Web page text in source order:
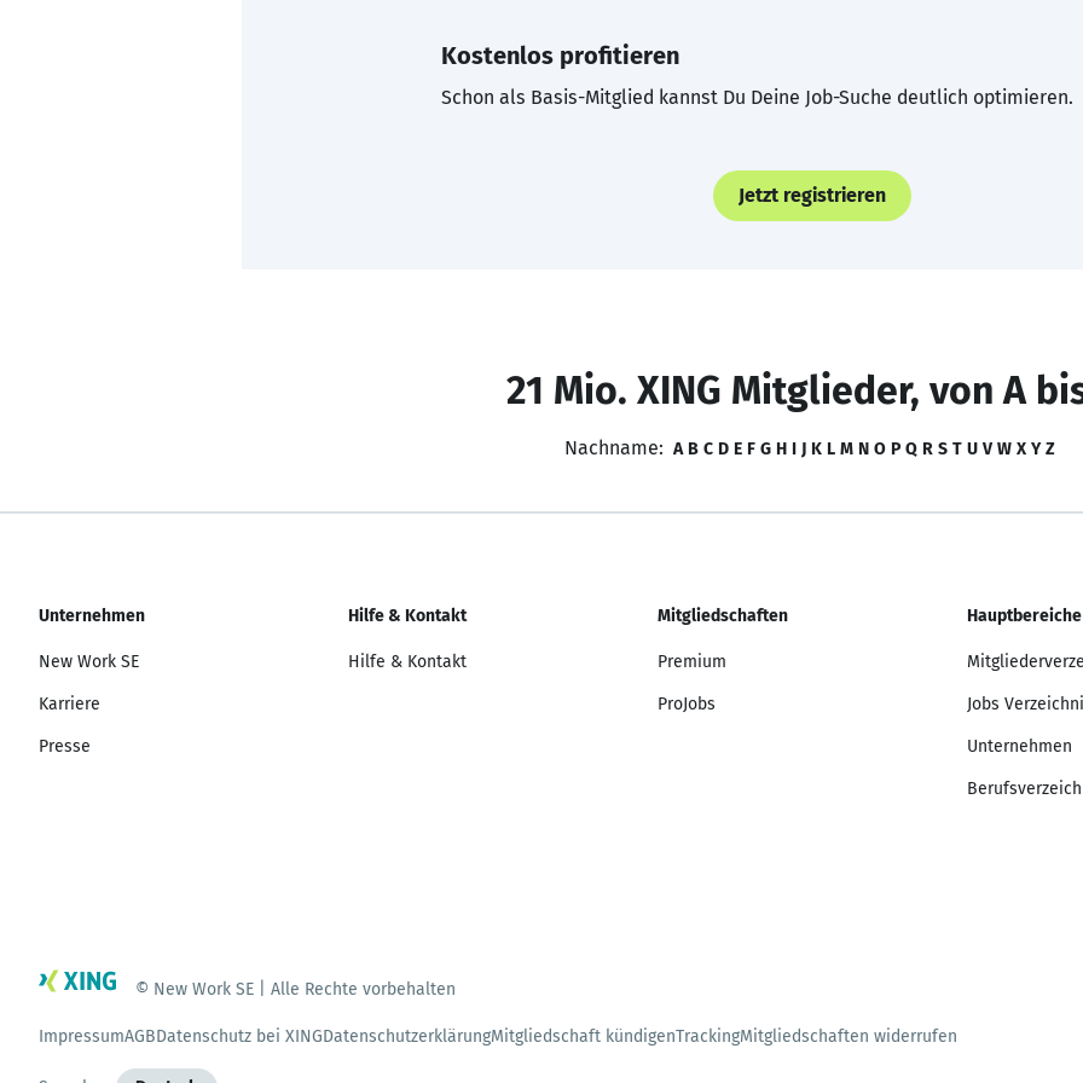
Kostenlos profitieren
Schon als Basis-Mitglied kannst Du Deine Job-Suche deutlich optimieren.
Jetzt registrieren
21 Mio. XING Mitglieder, von A
Nachname: A B C D E F G H I J K L M N O P Q R S T U V W X Y Z
Unternehmen
New Work SE
Karriere
Presse
Hilfe & Kontakt
Hilfe & Kontakt
Mitgliedschaften
Premium
ProJobs
Hauptbereiche
Jobs
Unternehmen
© New Work SE | Alle Rechte vorbehalten
ImpressumAGBDatenschutz bei XINGDatenschutzerklärungMitgliedschaft kündigenTrackingMitgliedschaften widerrufen